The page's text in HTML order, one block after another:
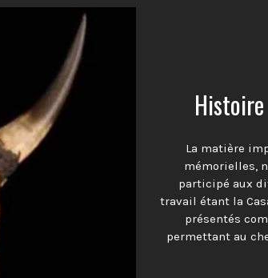
La matière
mémorielles,
participé aux
travail étant la
présentés
permettant au